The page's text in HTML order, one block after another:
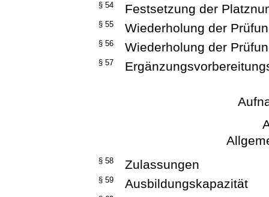
§ 54 Festsetzung der
§ 55 Wiederholung der
§ 56 Wiederholung der
§ 57
§ 58 Zulassungen
§ 59 Ausbildungskapazität